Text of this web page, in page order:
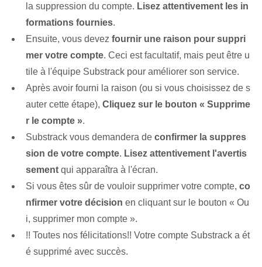
la suppression du compte. Lisez attentivement les in
formations fournies.
Ensuite, vous devez fournir une raison pour suppri
mer votre compte. Ceci est facultatif, mais peut être u
tile à l'équipe Substrack pour améliorer son service.
Après avoir fourni la raison (ou si vous choisissez de s
auter cette étape), Cliquez sur le bouton « Supprime
r le compte ».
Substrack vous demandera de confirmer la suppres
sion de votre compte. Lisez attentivement l'avertis
sement qui apparaîtra à l'écran.
Si vous êtes sûr de vouloir supprimer votre compte, co
nfirmer votre décision en cliquant sur le bouton « Ou
i, supprimer mon compte ».
!! Toutes nos félicitations!! Votre compte Substrack a ét
é supprimé avec succès.